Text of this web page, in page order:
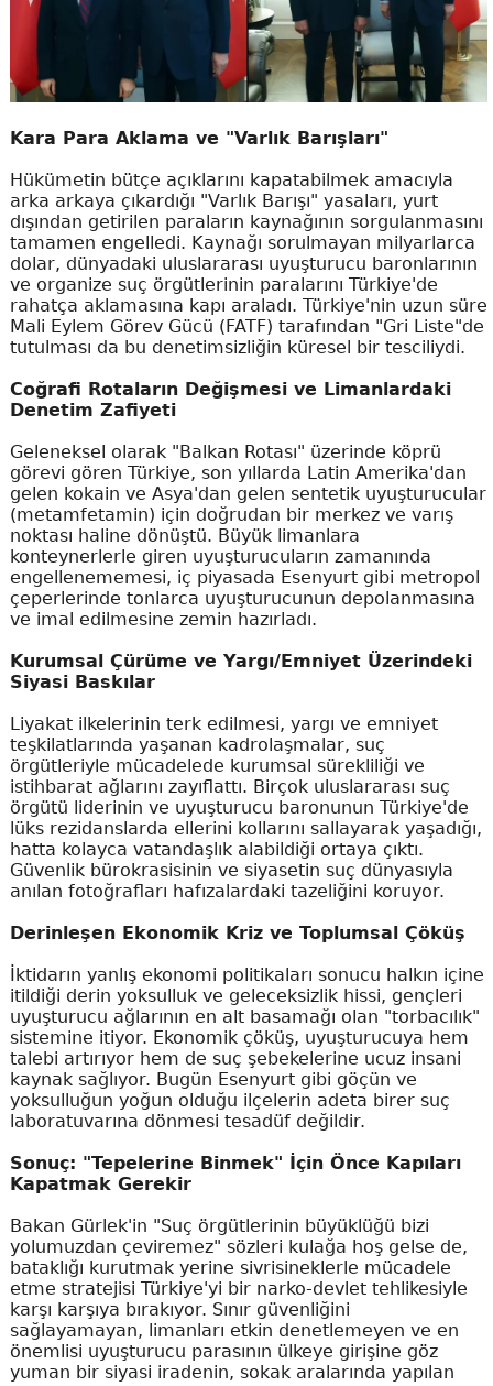
Kara Para Aklama ve "Varlık Barışları"
Hükümetin bütçe açıklarını kapatabilmek amacıyla
arka arkaya çıkardığı "Varlık Barışı" yasaları, yurt
dışından getirilen paraların kaynağının sorgulanmasını
tamamen engelledi. Kaynağı sorulmayan milyarlarca
dolar, dünyadaki uluslararası uyuşturucu baronlarının
ve organize suç örgütlerinin paralarını Türkiye'de
rahatça aklamasına kapı araladı. Türkiye'nin uzun süre
Mali Eylem Görev Gücü (FATF) tarafından "Gri Liste"de
tutulması da bu denetimsizliğin küresel bir tesciliydi.
Coğrafi Rotaların Değişmesi ve Limanlardaki
Denetim Zafiyeti
Geleneksel olarak "Balkan Rotası" üzerinde köprü
görevi gören Türkiye, son yıllarda Latin Amerika'dan
gelen kokain ve Asya'dan gelen sentetik uyuşturucular
(metamfetamin) için doğrudan bir merkez ve varış
noktası haline dönüştü. Büyük limanlara
konteynerlerle giren uyuşturucuların zamanında
engellenememesi, iç piyasada Esenyurt gibi metropol
çeperlerinde tonlarca uyuşturucunun depolanmasına
ve imal edilmesine zemin hazırladı.
Kurumsal Çürüme ve Yargı/Emniyet Üzerindeki
Siyasi Baskılar
Liyakat ilkelerinin terk edilmesi, yargı ve emniyet
teşkilatlarında yaşanan kadrolaşmalar, suç
örgütleriyle mücadelede kurumsal sürekliliği ve
istihbarat ağlarını zayıflattı. Birçok uluslararası suç
örgütü liderinin ve uyuşturucu baronunun Türkiye'de
lüks rezidanslarda ellerini kollarını sallayarak yaşadığı,
hatta kolayca vatandaşlık alabildiği ortaya çıktı.
Güvenlik bürokrasisinin ve siyasetin suç dünyasıyla
anılan fotoğrafları hafızalardaki tazeliğini koruyor.
Derinleşen Ekonomik Kriz ve Toplumsal Çöküş
İktidarın yanlış ekonomi politikaları sonucu halkın içine
itildiği derin yoksulluk ve geleceksizlik hissi, gençleri
uyuşturucu ağlarının en alt basamağı olan "torbacılık"
sistemine itiyor. Ekonomik çöküş, uyuşturucuya hem
talebi artırıyor hem de suç şebekelerine ucuz insani
kaynak sağlıyor. Bugün Esenyurt gibi göçün ve
yoksulluğun yoğun olduğu ilçelerin adeta birer suç
laboratuvarına dönmesi tesadüf değildir.
Sonuç: "Tepelerine Binmek" İçin Önce Kapıları
Kapatmak Gerekir
Bakan Gürlek'in "Suç örgütlerinin büyüklüğü bizi
yolumuzdan çeviremez" sözleri kulağa hoş gelse de,
bataklığı kurutmak yerine sivrisineklerle mücadele
etme stratejisi Türkiye'yi bir narko-devlet tehlikesiyle
karşı karşıya bırakıyor. Sınır güvenliğini
sağlayamayan, limanları etkin denetlemeyen ve en
önemlisi uyuşturucu parasının ülkeye girişine göz
yuman bir siyasi iradenin, sokak aralarında yapılan